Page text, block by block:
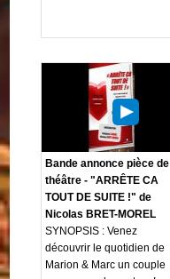
Bande annonce pièce de
théâtre - "ARRÊTE CA
TOUT DE SUITE !" de
Nicolas BRET-MOREL
SYNOPSIS : Venez
découvrir le quotidien de
Marion & Marc un couple